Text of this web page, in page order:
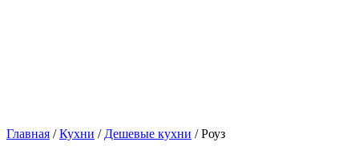
Главная /Кухни / Дешевые кухни / Роуз